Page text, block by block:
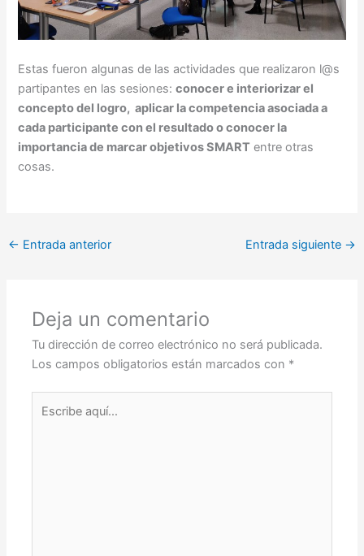
Estas fueron algunas de las actividades que realizaron l@s
partipantes en las sesiones:conocer e interiorizar el
concepto del logro, aplicar la competencia asociada a
cada participante con el resultado o conocer la
importancia de marcar objetivos SMART entre otras
cosas.
← Entrada anterior Entrada siguiente →
Deja un comentario
Tu dirección de correo electrónico no será publicada.
Los campos obligatorios están marcados con *
aquí...